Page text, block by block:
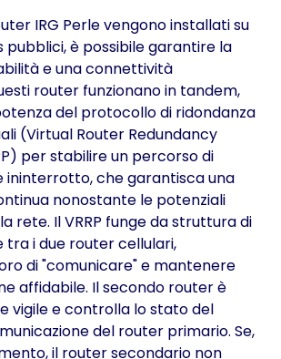
IRG Perle vengono installati su
pubblici, è possibile garantire la
e una connettività
router funzionano in tandem,
del protocollo di ridondanza
(Virtual Router Redundancy
per stabilire un percorso di
ininterrotto, che garantisca una
nonostante le potenziali
rete. Il VRRP funge da struttura di
tra i due router cellulari,
di "comunicare" e mantenere
affidabile. Il secondo router è
vigile e controlla lo stato del
del router primario. Se,
il router secondario non